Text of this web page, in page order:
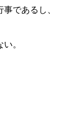
であるし、
。